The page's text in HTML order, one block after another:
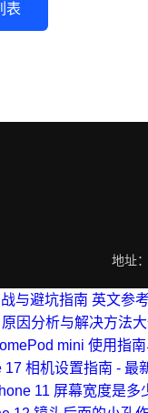
表
地址
与避坑指南 英文参
因分析与解决方法
mini 使用指
17 相机设置指南 - 最
11 屏幕宽度是多